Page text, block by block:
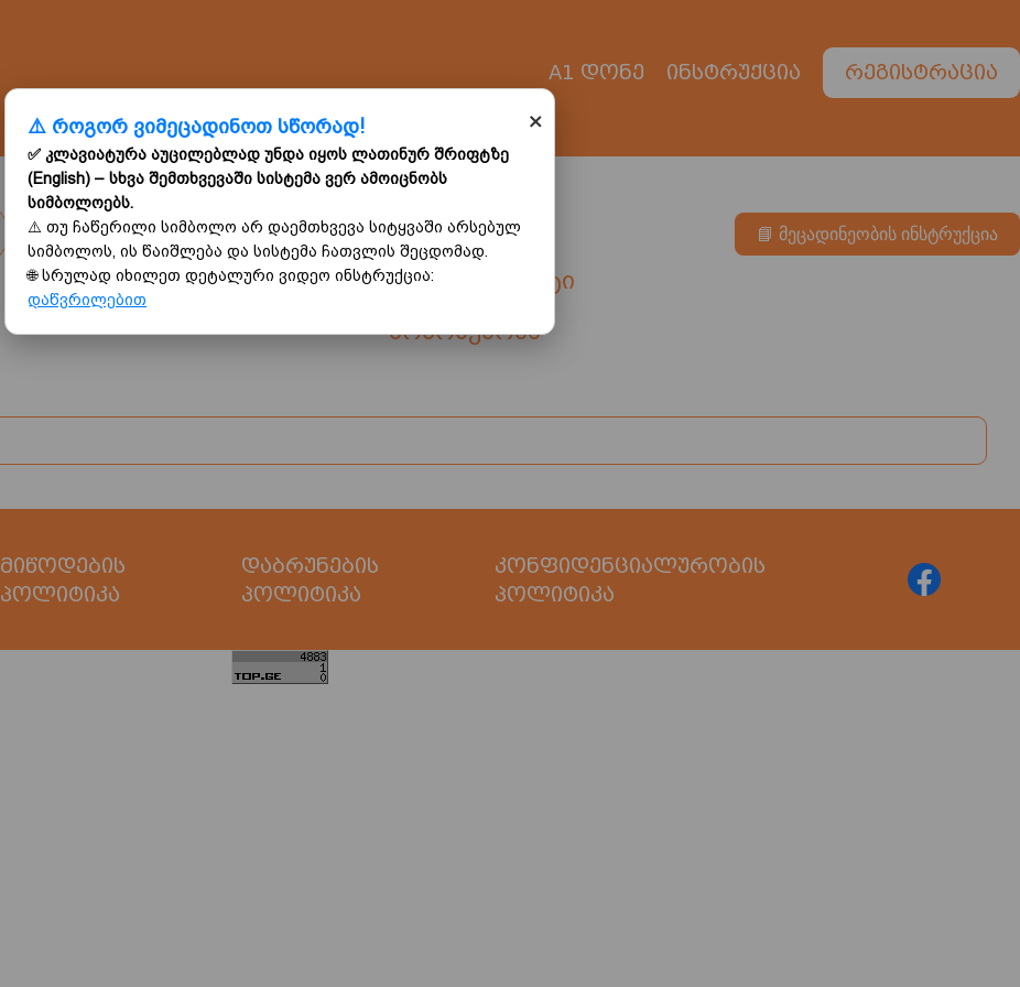
A1 დონე ინსტრუქცია რეგისტრაცია
0 3 📘 მეცადინეობის ინსტრუქცია
თარგმნეთ ტექსტი
არარსებობა
მიწოდების
პოლიტიკა
დაბრუნების
პოლიტიკა
კონფიდენციალურობის
პოლიტიკა
×
⚠️ როგორ ვიმეცადინოთ სწორად!
✅ კლავიატურა აუცილებლად უნდა იყოს ლათინურ შრიფტზე
(English) – სხვა შემთხვევაში სისტემა ვერ ამოიცნობს
სიმბოლოებს.
⚠️ თუ ჩაწერილი სიმბოლო არ დაემთხვევა სიტყვაში არსებულ
სიმბოლოს, ის წაიშლება და სისტემა ჩათვლის შეცდომად.
🌐 სრულად იხილეთ დეტალური ვიდეო ინსტრუქცია:
დაწვრილებით